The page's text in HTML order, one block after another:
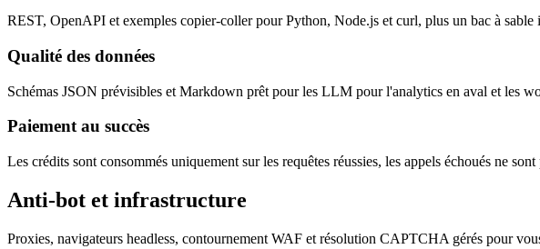
REST, OpenAPI et exemples copier-coller pour Python, Node.js et curl, plus un bac à sable
Qualité des données
Schémas JSON prévisibles et Markdown prêt pour les LLM pour l'analytics en aval et les
Paiement au succès
Les crédits sont consommés uniquement sur les requêtes réussies, les appels échoués ne sont
Anti-bot et infrastructure
Proxies, navigateurs headless, contournement WAF et résolution CAPTCHA gérés pour